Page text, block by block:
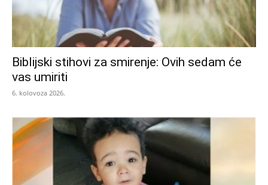
Biblijski stihovi za smirenje: Ovih sedam će
vas umiriti
6. kolovoza 2026.